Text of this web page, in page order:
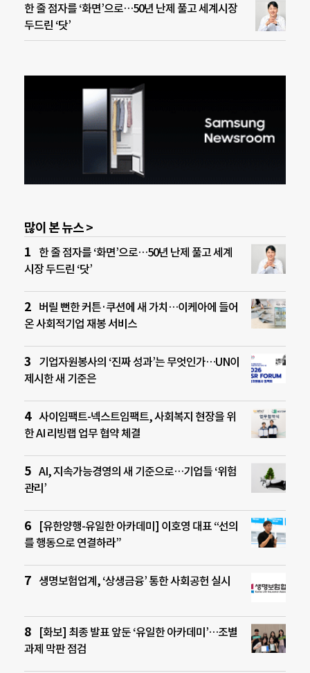
한 줄 점자를 ‘화면’으로…50년 난제 풀고 세계시장
두드린 ‘닷’
많이 본 뉴스 >
한 줄 점자를 ‘화면’으로…50년 난제 풀고 세계
시장 두드린 ‘닷’
버릴 뻔한 커튼·쿠션에 새 가치…이케아에 들어
온 사회적기업 재봉 서비스
기업자원봉사의 ‘진짜 성과’는 무엇인가…UN이
제시한 새 기준은
사이임팩트-넥스트임팩트, 사회복지 현장을 위
한 AI 리빙랩 업무 협약 체결
AI, 지속가능경영의 새 기준으로…기업들 ‘위험
관리’
[유한양행-유일한 아카데미] 이호영 대표 “선의
를 행동으로 연결하라”
생명보험업계, ‘상생금융’ 통한 사회공헌 실시
[화보] 최종 발표 앞둔 ‘유일한 아카데미’…조별
과제 막판 점검